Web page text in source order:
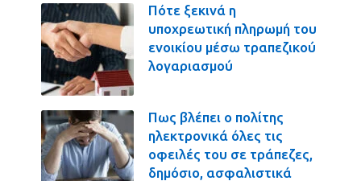
Πότε ξεκινά η
υποχρεωτική πληρωμή του
ενοικίου μέσω τραπεζικού
λογαριασμού
Πως βλέπει ο πολίτης
ηλεκτρονικά όλες τις
οφειλές του σε τράπεζες,
δημόσιο, ασφαλιστικά